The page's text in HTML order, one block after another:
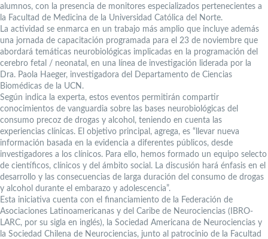
alumnos, con la presencia de monitores especializados pertenecientes a
la Facultad de Medicina de la Universidad Católica del Norte.
La actividad se enmarca en un trabajo más amplio que incluye además
una jornada de capacitación programada para el 23 de noviembre que
abordará temáticas neurobiológicas implicadas en la programación del
cerebro fetal / neonatal, en una línea de investigación liderada por la
Dra. Paola Haeger, investigadora del Departamento de Ciencias
Biomédicas de la UCN.
Según indica la experta, estos eventos permitirán compartir
conocimientos de vanguardia sobre las bases neurobiológicas del
consumo precoz de drogas y alcohol, teniendo en cuenta las
experiencias clínicas. El objetivo principal, agrega, es “llevar nueva
información basada en la evidencia a diferentes públicos, desde
investigadores a los clínicos. Para ello, hemos formado un equipo selecto
de científicos, clínicos y del ámbito social. La discusión hará énfasis en el
desarrollo y las consecuencias de larga duración del consumo de drogas
y alcohol durante el embarazo y adolescencia”.
Esta iniciativa cuenta con el financiamiento de la ‎Federación de
Asociaciones Latinoamericanas y del Caribe de Neurociencias (IBRO-
LARC, por su sigla en inglés), la Sociedad Americana de Neurociencias y
la Sociedad Chilena de Neurociencias, junto al patrocinio de la Facultad